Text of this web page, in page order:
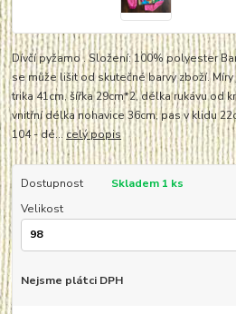
Dívčí pyžamo . Složení: 100% polyester
se může lišit od skutečné barvy zboží.
trika 41cm, šířka 29cm*2, délka rukávu od
vnitřní délka nohavice 36cm, pas v klidu
104 - dé... celý popis
Dostupnost
Skladem 1 ks
Velikost
Nejsme plátci DPH